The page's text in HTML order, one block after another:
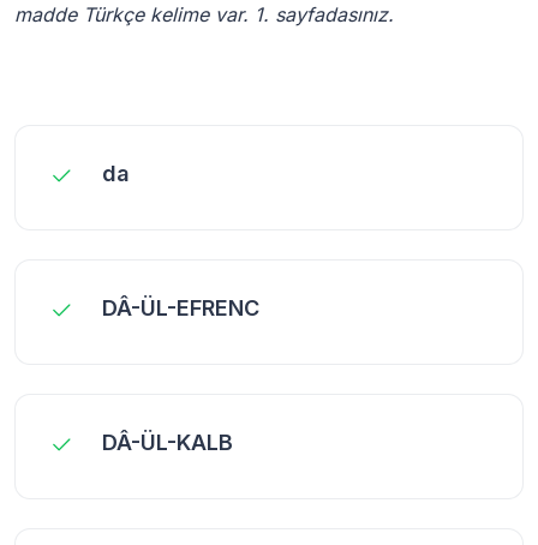
madde Türkçe kelime var. 1. sayfadasınız.
da
DÂ-ÜL-EFRENC
DÂ-ÜL-KALB